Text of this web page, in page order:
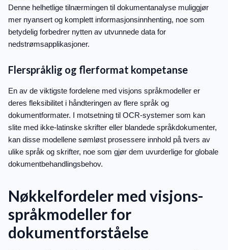
Denne helhetlige tilnærmingen til dokumentanalyse muliggjør
mer nyansert og komplett informasjonsinnhenting, noe som
betydelig forbedrer nytten av utvunnede data for
nedstrømsapplikasjoner.
Flerspråklig og flerformat kompetanse
En av de viktigste fordelene med visjons språkmodeller er
deres fleksibilitet i håndteringen av flere språk og
dokumentformater. I motsetning til OCR-systemer som kan
slite med ikke-latinske skrifter eller blandede språkdokumenter,
kan disse modellene sømløst prosessere innhold på tvers av
ulike språk og skrifter, noe som gjør dem uvurderlige for globale
dokumentbehandlingsbehov.
Nøkkelfordeler med visjons-
språkmodeller for
dokumentforståelse